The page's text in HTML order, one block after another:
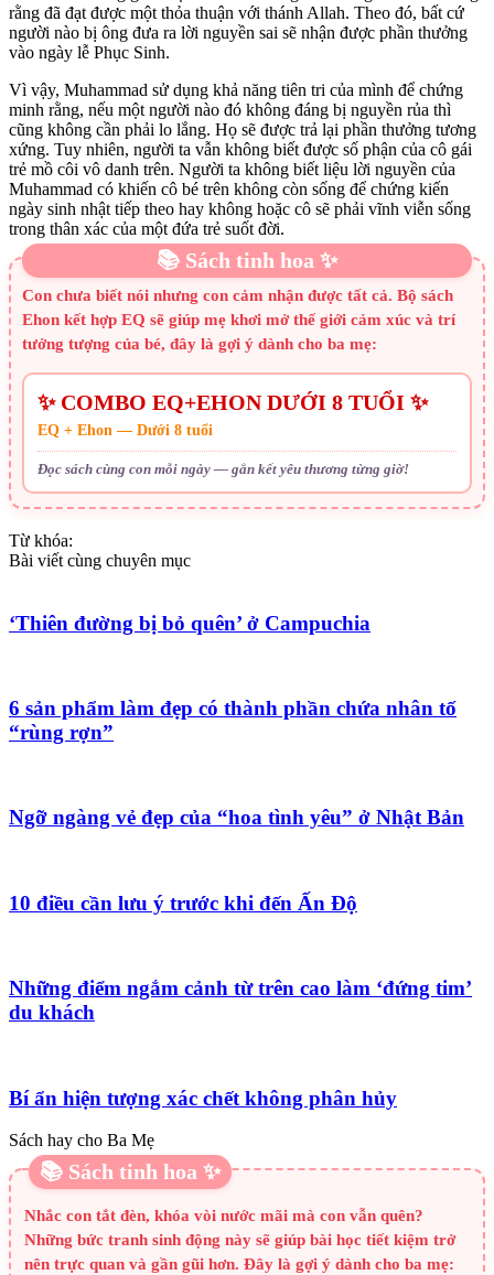
rằng đã đạt được một thỏa thuận với thánh Allah. Theo đó, bất cứ
người nào bị ông đưa ra lời nguyền sai sẽ nhận được phần thưởng
vào ngày lễ Phục Sinh.
Vì vậy, Muhammad sử dụng khả năng tiên tri của mình để chứng
minh rằng, nếu một người nào đó không đáng bị nguyền rủa thì
cũng không cần phải lo lắng. Họ sẽ được trả lại phần thưởng tương
xứng. Tuy nhiên, người ta vẫn không biết được số phận của cô gái
trẻ mồ côi vô danh trên. Người ta không biết liệu lời nguyền của
Muhammad có khiến cô bé trên không còn sống để chứng kiến
ngày sinh nhật tiếp theo hay không hoặc cô sẽ phải vĩnh viễn sống
trong thân xác của một đứa trẻ suốt đời.
📚 Sách tinh hoa ✨
Con chưa biết nói nhưng con cảm nhận được tất cả. Bộ sách
Ehon kết hợp EQ sẽ giúp mẹ khơi mở thế giới cảm xúc và trí
tưởng tượng của bé, đây là gợi ý dành cho ba mẹ:
✨ COMBO EQ+EHON DƯỚI 8 TUỔI ✨
EQ + Ehon — Dưới 8 tuổi
Đọc sách cùng con mỗi ngày — gắn kết yêu thương từng giờ!
Từ khóa:
Bài viết cùng chuyên mục
‘Thiên đường bị bỏ quên’ ở Campuchia
6 sản phẩm làm đẹp có thành phần chứa nhân tố
“rùng rợn”
Ngỡ ngàng vẻ đẹp của “hoa tình yêu” ở Nhật Bản
10 điều cần lưu ý trước khi đến Ấn Độ
Những điểm ngắm cảnh từ trên cao làm ‘đứng tim’
du khách
Bí ẩn hiện tượng xác chết không phân hủy
Sách hay cho Ba Mẹ
📚 Sách tinh hoa ✨
Nhắc con tắt đèn, khóa vòi nước mãi mà con vẫn quên?
Những bức tranh sinh động này sẽ giúp bài học tiết kiệm trở
nên trực quan và gần gũi hơn. Đây là gợi ý dành cho ba mẹ: